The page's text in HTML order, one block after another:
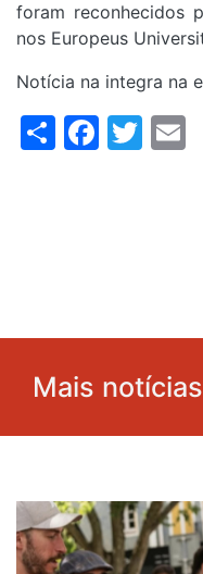
foram reconhecidos
nos Europeus
Notícia na integra na
Share
Mais notícias